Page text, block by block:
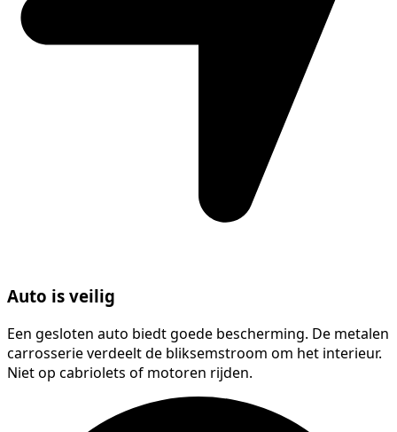
Auto is veilig
Een gesloten auto biedt goede bescherming. De metalen
carrosserie verdeelt de bliksemstroom om het interieur.
Niet op cabriolets of motoren rijden.